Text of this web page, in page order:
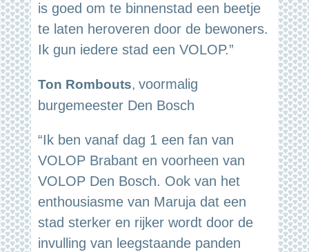
is goed om te binnenstad een beetje
te laten heroveren door de bewoners.
Ik gun iedere stad een VOLOP.”
Ton Rombouts, voormalig
burgemeester Den Bosch
“Ik ben vanaf dag 1 een fan van
VOLOP Brabant en voorheen van
VOLOP Den Bosch. Ook van het
enthousiasme van Maruja dat een
stad sterker en rijker wordt door de
invulling van leegstaande panden